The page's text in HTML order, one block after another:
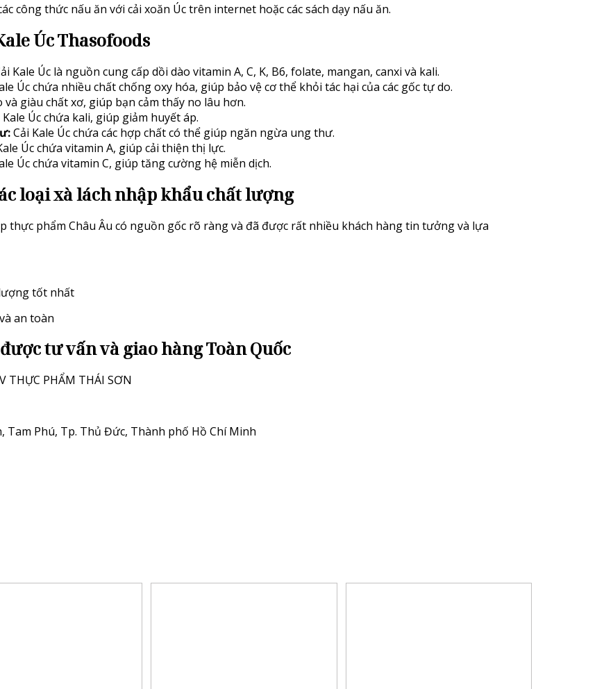
công thức nấu ăn với cải xoăn Úc trên internet hoặc các sách dạy nấu ăn.
Úc Thasofoods
Kale Úc là nguồn cung cấp dồi dào vitamin A, C, K, B6, folate, mangan, canxi và kali.
Úc chứa nhiều chất chống oxy hóa, giúp bảo vệ cơ thể khỏi tác hại của các gốc tự do.
và giàu chất xơ, giúp bạn cảm thấy no lâu hơn.
Kale Úc chứa kali, giúp giảm huyết áp.
Cải Kale Úc chứa các hợp chất có thể giúp ngăn ngừa ung thư.
Úc chứa vitamin A, giúp cải thiện thị lực.
Úc chứa vitamin C, giúp tăng cường hệ miễn dịch.
loại xà lách nhập khẩu chất lượng
thực phẩm Châu Âu có nguồn gốc rõ ràng và đã được rất nhiều khách hàng tin tưởng và lựa
tốt nhất
an toàn
được tư vấn và giao hàng Toàn Quốc
THỰC PHẨM THÁI SƠN
Phú, Tp. Thủ Đức, Thành phố Hồ Chí Minh